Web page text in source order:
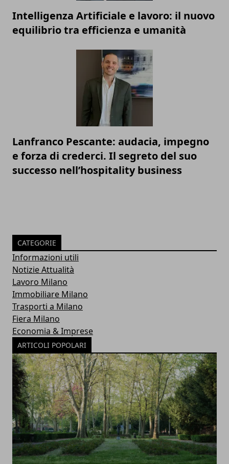
Intelligenza Artificiale e lavoro: il nuovo
equilibrio tra efficienza e umanità
Lanfranco Pescante: audacia, impegno
e forza di crederci. Il segreto del suo
successo nell’hospitality business
CATEGORIE
Informazioni utili
Notizie Attualità
Lavoro Milano
Immobiliare Milano
Trasporti a Milano
Fiera Milano
Economia & Imprese
ARTICOLI POPOLARI